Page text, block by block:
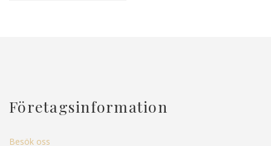
Företagsinformation
Besök oss